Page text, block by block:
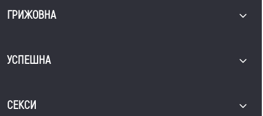
ГРИЖОВНА
УСПЕШНА
СЕКСИ